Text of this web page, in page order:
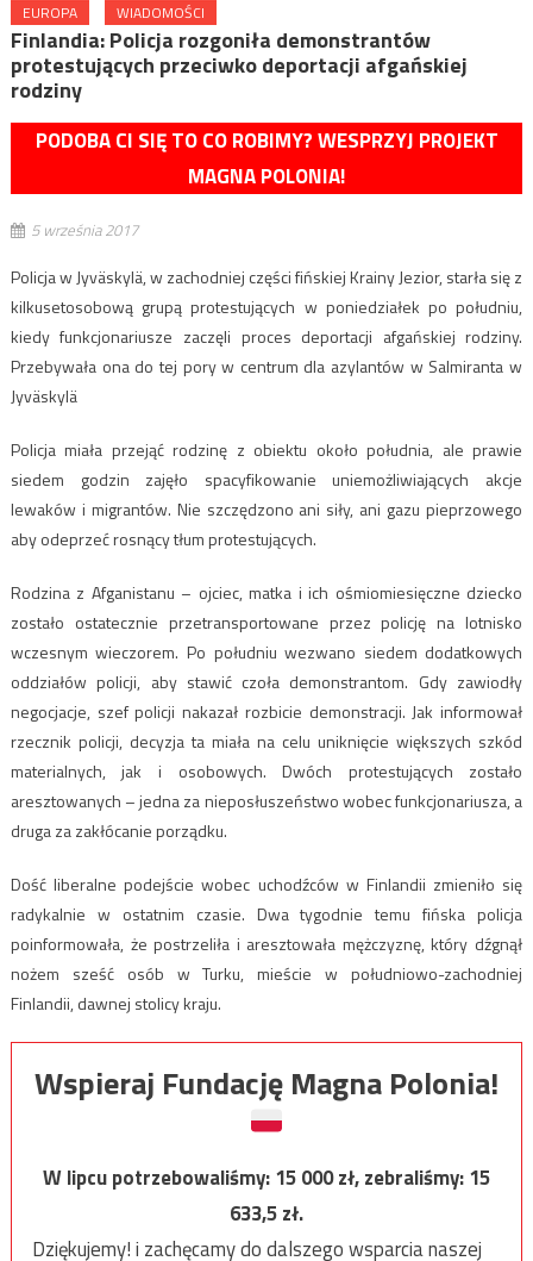
EUROPA WIADOMOŚCI
Finlandia: Policja rozgoniła demonstrantów
protestujących przeciwko deportacji afgańskiej
rodziny
PODOBA CI SIĘ TO CO ROBIMY? WESPRZYJ PROJEKT
MAGNA POLONIA!
5 września 2017
Policja w Jyväskylä, w zachodniej części fińskiej Krainy Jezior, starła się z
kilkusetosobową grupą protestujących w poniedziałek po południu,
kiedy funkcjonariusze zaczęli proces deportacji afgańskiej rodziny.
Przebywała ona do tej pory w centrum dla azylantów w Salmiranta w
Jyväskylä
Policja miała przejąć rodzinę z obiektu około południa, ale prawie
siedem godzin zajęło spacyfikowanie uniemożliwiających akcje
lewaków i migrantów. Nie szczędzono ani siły, ani gazu pieprzowego
aby odeprzeć rosnący tłum protestujących.
Rodzina z Afganistanu – ojciec, matka i ich ośmiomiesięczne dziecko
zostało ostatecznie przetransportowane przez policję na lotnisko
wczesnym wieczorem. Po południu wezwano siedem dodatkowych
oddziałów policji, aby stawić czoła demonstrantom. Gdy zawiodły
negocjacje, szef policji nakazał rozbicie demonstracji. Jak informował
rzecznik policji, decyzja ta miała na celu uniknięcie większych szkód
materialnych, jak i osobowych. Dwóch protestujących zostało
aresztowanych – jedna za nieposłuszeństwo wobec funkcjonariusza, a
druga za zakłócanie porządku.
Dość liberalne podejście wobec uchodźców w Finlandii zmieniło się
radykalnie w ostatnim czasie. Dwa tygodnie temu fińska policja
poinformowała, że ​​postrzeliła i aresztowała mężczyznę, który dźgnął
nożem sześć osób w Turku, mieście w południowo-zachodniej
Finlandii, dawnej stolicy kraju.
Wspieraj Fundację Magna Polonia!
W lipcu potrzebowaliśmy:15 000zł, zebraliśmy:15
633,5zł.
Dziękujemy! i zachęcamy do dalszego wsparcia naszej